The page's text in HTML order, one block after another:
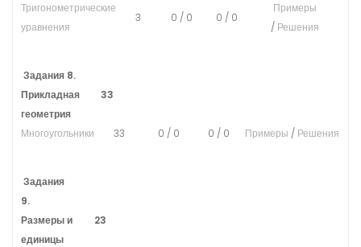
Тригонометрические
уравнения
3 0 / 0 0 / 0
Примеры
/ Решения
Задания 8.
Прикладная
геометрия
33
Многоугольники 33 0 / 0 0 / 0 Примеры / Решения
Задания
9.
Размеры и
единицы
23